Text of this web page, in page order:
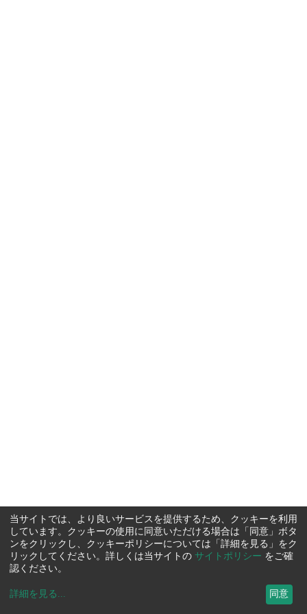
当サイトでは、より良いサービスを提供するため、クッキーを利用
しています。クッキーの使用に同意いただける場合は「同意」ボタ
ンをクリックし、クッキーポリシーについては「詳細を見る」をク
リックしてください。詳しくは当サイトの サイトポリシー をご確
認ください。
詳細を見る ... 同意